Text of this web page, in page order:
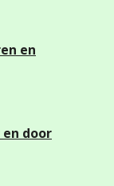
en
en door